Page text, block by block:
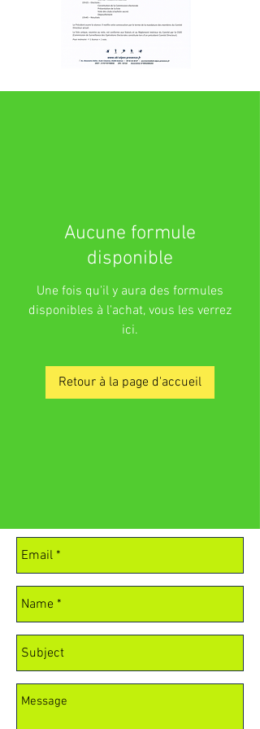
Aucune formule
disponible
Une fois qu'il y aura des formules
disponibles à l'achat, vous les verrez
ici.
Retour à la page d'accueil